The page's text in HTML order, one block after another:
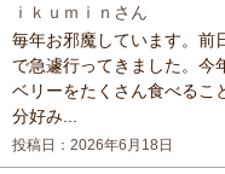
ｉｋｕｍｉｎさん
毎年お邪魔しています。前
で急遽行ってきました。今
ベリーをたくさん食べるこ
分好み...
投稿日：2026年6月18日